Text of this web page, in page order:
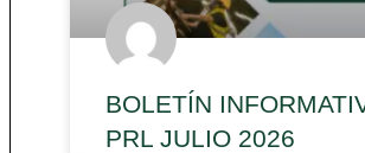
BOLETÍN
PRL JULIO 2026